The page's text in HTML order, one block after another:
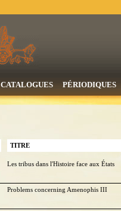
CATALOGUES PÉRIODIQUES
TITRE
Les tribus dans l'Histoire face aux États
Problems concerning Amenophis III